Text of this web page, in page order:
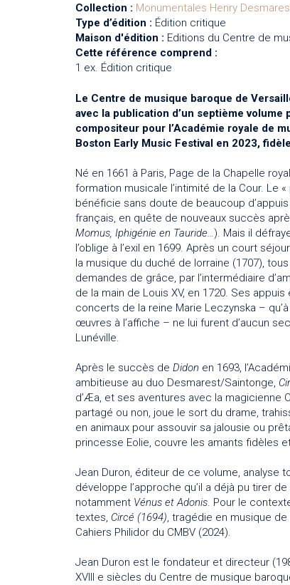
Collection : Monumentales Henry
Type d’édition : Édition critique
Maison d'édition : Editions du Centre de
Cette référence comprend :
1 ex. Édition critique
Le Centre de musique baroque de
avec la publication d’un septième volume
compositeur pour l’Académie royale de
Boston Early Music Festival en 2023,
Né en 1661 à Paris, Page de la Chapelle
formation musicale l’intimité de la Cour. Le
bénéficie sans doute de beaucoup
français, en quête de nouveaux succès
Momus, Iphigénie en Tauride…). Mais il
l’oblige à l’exil en 1699. Après un court
la musique du duché de lorraine (1707),
demandes de grâce, par l’intermédiaire
de la main de Louis XV, en 1720. Ses
concerts de la reine Marie Leczynska –
œuvres à l’affiche – ne lui furent d’aucun
Lunéville.
Après le succès de Didon en 1693,
ambitieuse au duo Desmarest/Saintonge,
d’Æa, et ses aventures avec la magicienne
partagé ou non, joue le sort du drame,
en animaux pour assouvir sa jalousie ou
princesse Eolie, couvre les amants fidèles
Jean Duron, éditeur de ce volume,
développe l’approche qu’il a déjà pu tirer
notamment Vénus et Adonis. Pour le
textes, Circé (1694), tragédie en musique
Cahiers Philidor du CMBV (2024).
Jean Duron est le fondateur et directeur
XVIII e siècles du Centre de musique